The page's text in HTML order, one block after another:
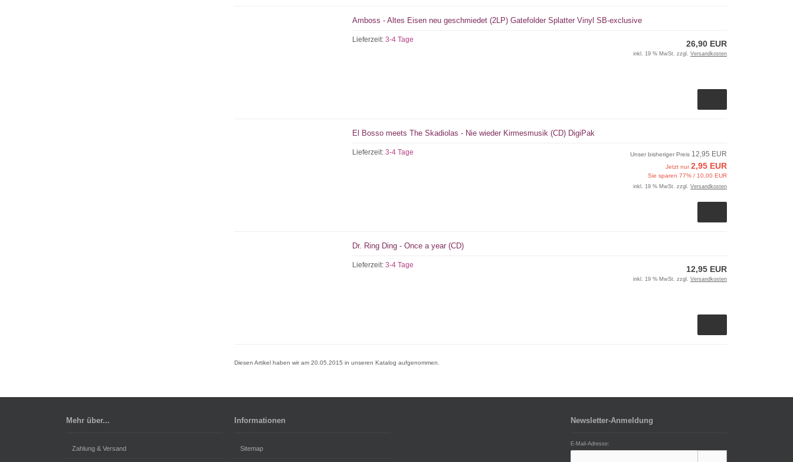
Amboss - Altes Eisen neu geschmiedet (2LP) Gatefolder Splatter Vinyl SB-exclusive
Lieferzeit:3-4 Tage 26,90 EUR
inkl. 19 % MwSt. zzgl. Versandkosten
El Bosso meets The Skadiolas - Nie wieder Kirmesmusik (CD) DigiPak
Lieferzeit:3-4 Tage Unser bisheriger Preis 12,95 EUR
Jetzt nur2,95 EUR
Sie sparen 77% / 10,00 EUR
inkl. 19 % MwSt. zzgl. Versandkosten
Dr. Ring Ding - Once a year (CD)
Lieferzeit:3-4 Tage 12,95 EUR
inkl. 19 % MwSt. zzgl. Versandkosten
Diesen Artikel haben wir am 20.05.2015 in unseren Katalog aufgenommen.
Mehr über...
Zahlung & Versand
Informationen
Sitemap
Newsletter-Anmeldung
E-Mail-Adresse: